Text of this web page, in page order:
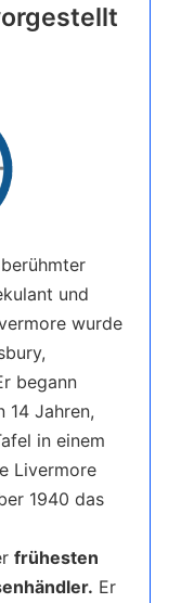
und
wurde
begann
14 Jahren,
in einem
Livermore
1940 das
frühesten
Er